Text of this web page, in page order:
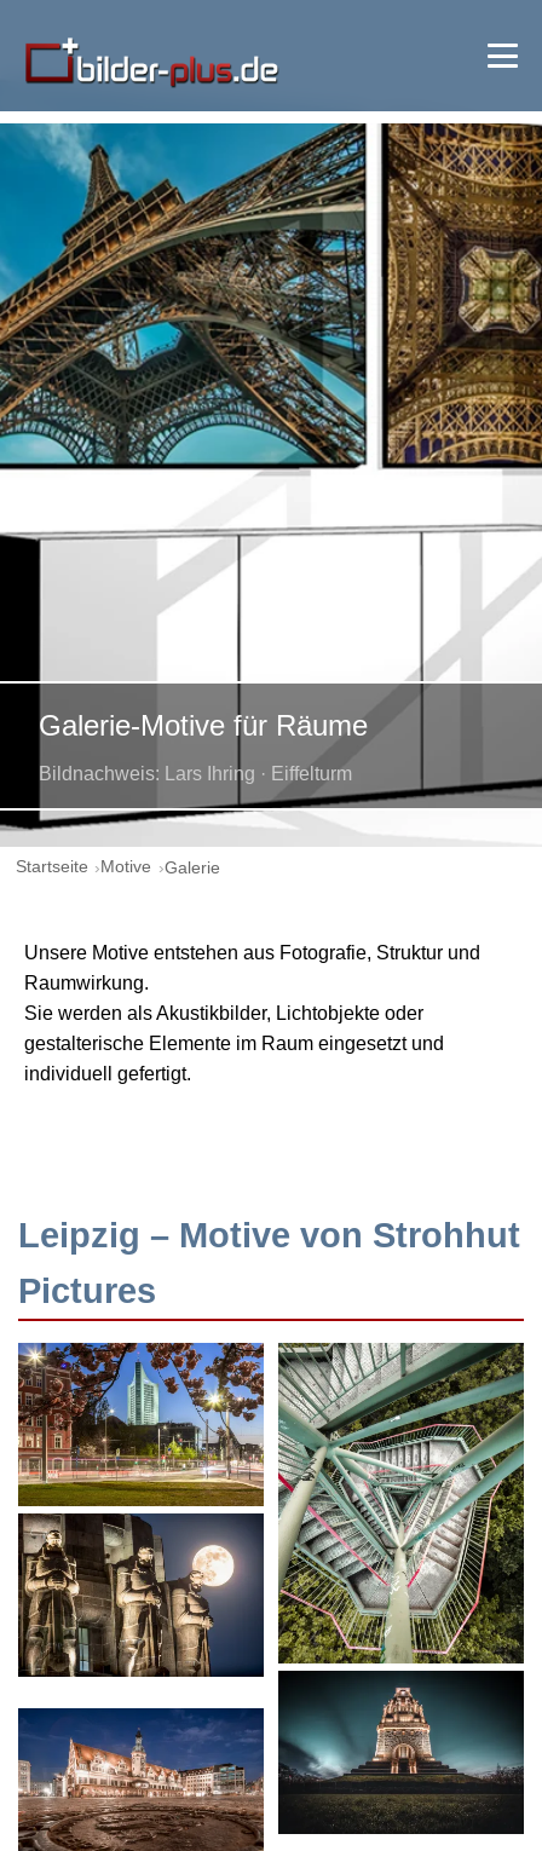
Galerie-Motive für Räume
Bildnachweis: Lars Ihring · Eiffelturm
Startseite Motive Galerie
Unsere Motive entstehen aus Fotografie, Struktur und
Raumwirkung.
Sie werden als Akustikbilder, Lichtobjekte oder
gestalterische Elemente im Raum eingesetzt und
individuell gefertigt.
Leipzig – Motive von Strohhut
Pictures